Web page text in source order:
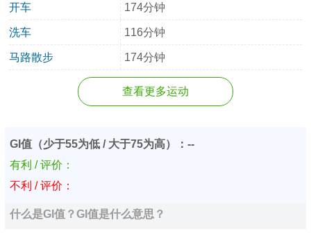
开车 174分钟
洗车 116分钟
马路散步 174分钟
查看更多运动
GI值（少于55为低 / 大于75为高）：--
有利 / 评价：
不利 / 评价：
什么是GI值？GI值是什么意思？